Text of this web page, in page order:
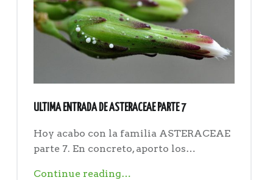
ULTIMA ENTRADA DE ASTERACEAE PARTE 7
Hoy acabo con la familia ASTERACEAE
parte 7. En concreto, aporto los…
Continue reading"Ultima
…